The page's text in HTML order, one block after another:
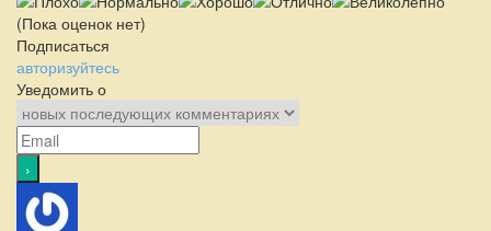
(Пока оценок нет)
Подписаться
авторизуйтесь
Уведомить о